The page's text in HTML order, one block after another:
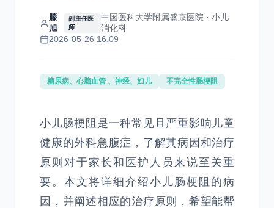
滕
旭
副主任医
师
中国医科大学附属盛京医院 · 小儿
消化科
2026-05-26 16:09
糖尿病、心脑血管 、神经、妇儿 不完全性肠梗阻
小儿肠梗阻是一种常见且严重影响儿童
健康的外科急腹症，了解其病因和治疗
原则对于家长和医护人员来说至关重
要。本文将详细介绍小儿肠梗阻的病
因，并阐述相应的治疗原则，希望能帮